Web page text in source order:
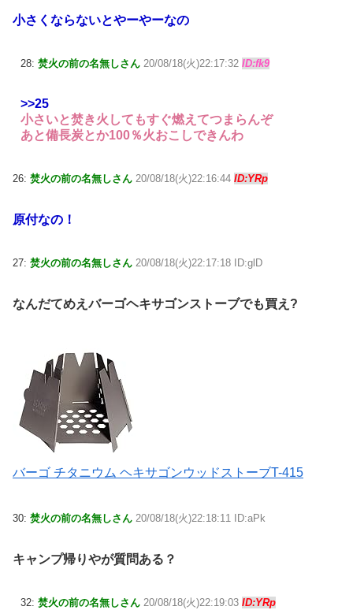
小さくならないとやーやーなの
28: 焚火の前の名無しさん 20/08/18(火)22:17:32 ID:fk9
>>25
小さいと焚き火してもすぐ燃えてつまらんぞ
あと備長炭とか100％火おこしできんわ
26: 焚火の前の名無しさん 20/08/18(火)22:16:44 ID:YRp
原付なの！
27: 焚火の前の名無しさん 20/08/18(火)22:17:18 ID:glD
なんだてめえバーゴヘキサゴンストーブでも買え?
バーゴ チタニウム ヘキサゴンウッドストーブT-415
30: 焚火の前の名無しさん 20/08/18(火)22:18:11 ID:aPk
キャンプ帰りやが質問ある？
32: 焚火の前の名無しさん 20/08/18(火)22:19:03 ID:YRp